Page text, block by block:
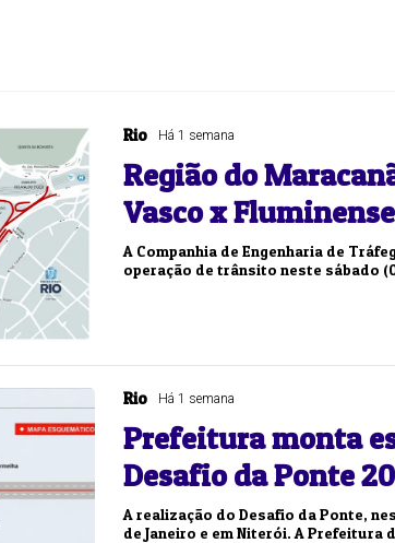
Rio Há 1 semana
Região do
Vasco x
A Companhia de Engenharia de
operação de trânsito neste sábado
Rio Há 1 semana
Prefeitura monta
Desafio da Ponte
A realização do Desafio da Ponte,
de Janeiro e em Niterói. A Prefeitura